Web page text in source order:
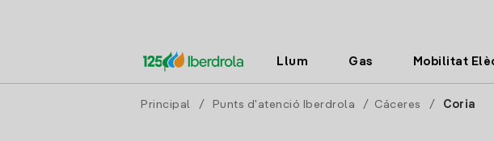
Llum Gas Mobilitat
Principal / Punts d'atenció Iberdrola / Cáceres / Coria